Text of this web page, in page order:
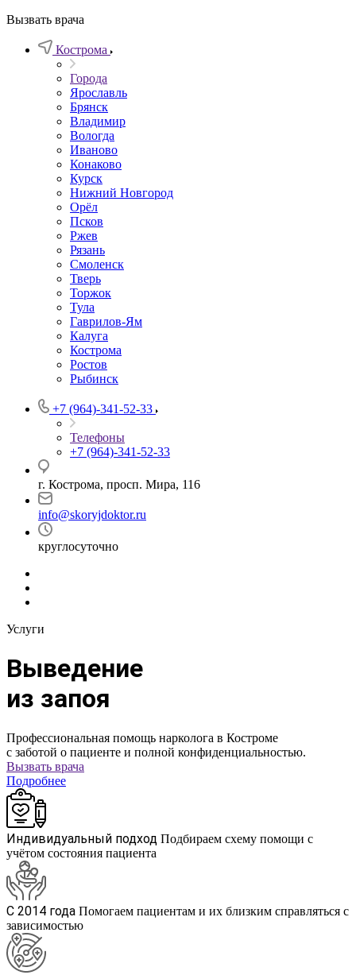
Вызвать врача
Кострома
Города
Ярославль
Брянск
Владимир
Вологда
Иваново
Конаково
Курск
Нижний Новгород
Орёл
Псков
Ржев
Рязань
Смоленск
Тверь
Торжок
Тула
Гаврилов-Ям
Калуга
Кострома
Ростов
Рыбинск
+7 (964)-341-52-33
Телефоны
+7 (964)-341-52-33
г. Кострома, просп. Мира, 116
info@skoryjdoktor.ru
круглосуточно
Услуги
Выведение
из запоя
Профессиональная помощь нарколога в Костроме
с заботой о пациенте и полной конфиденциальностью.
Вызвать врача
Подробнее
Индивидуальный подход Подбираем схему помощи с
учётом состояния пациента
С 2014 года Помогаем пациентам и их близким справляться с
зависимостью